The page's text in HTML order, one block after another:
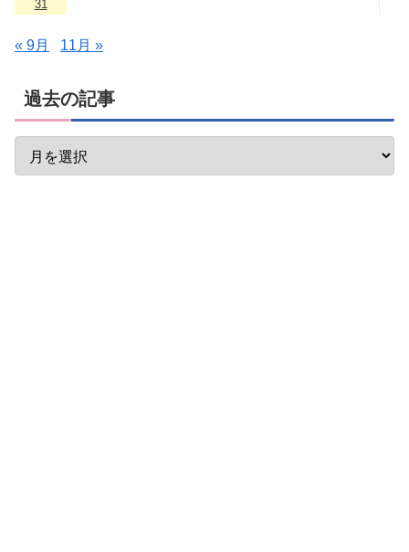
31
« 9月 11月 »
過去の記事